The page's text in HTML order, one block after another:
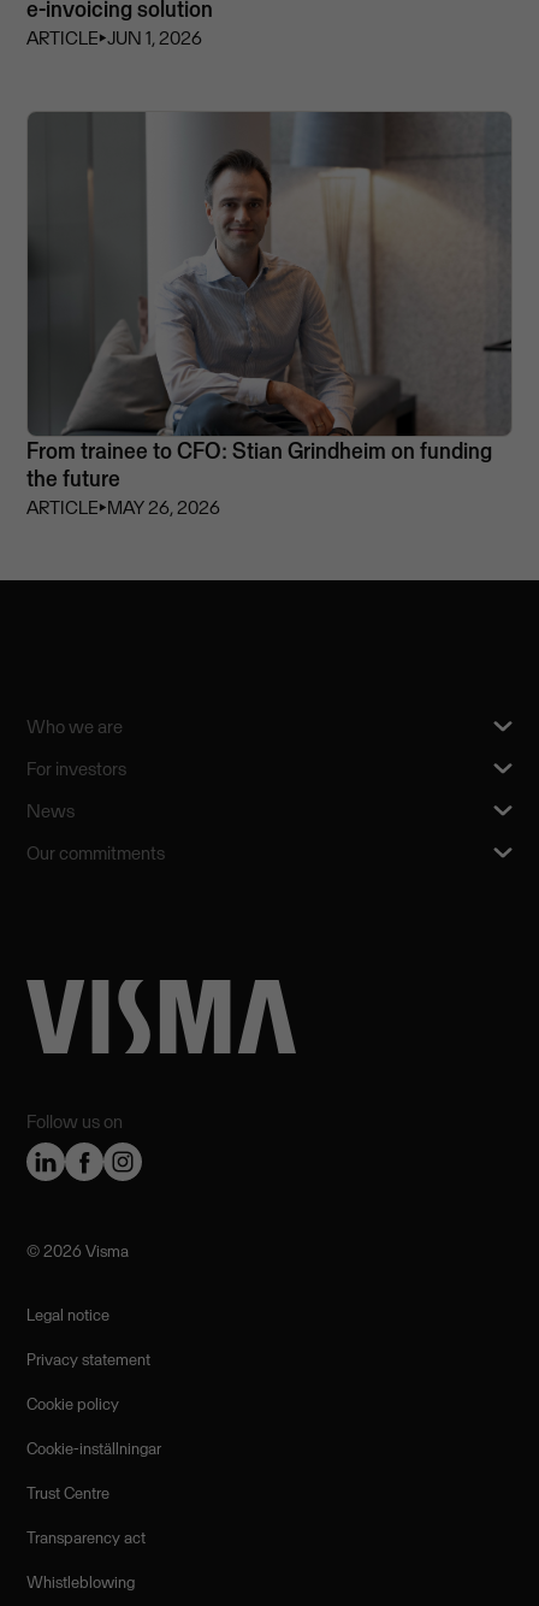
e-invoicing solution
ARTICLE⏵JUN 1, 2026
From trainee to CFO: Stian Grindheim on funding
the future
ARTICLE⏵MAY 26, 2026
Follow us on
Who we are
For investors
News
Our commitments
©️ 2026 Visma
Legal notice
Privacy statement
Cookie policy
Cookie-inställningar
Trust Centre
Transparency act
Whistleblowing